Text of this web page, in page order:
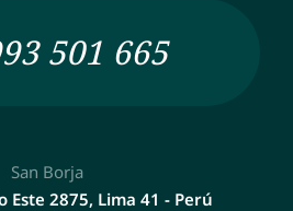
501 665
San Borja
Este 2875, Lima 41 - Perú